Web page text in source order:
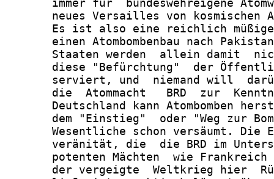
immer für  bundeswehreigene
neues Versailles von kosmischen
Es ist also eine reichlich
einen Atombombenbau nach
Staaten werden  allein damit
diese "Befürchtung"  der
serviert, und  niemand will
die  Atommacht   BRD  zur
Deutschland kann Atombomben
dem "Einstieg"  oder "Weg zur
Wesentliche schon versäumt. Die
veränität, die  die BRD im
potenten Mächten  wie
der vergeigte  Weltkrieg hier